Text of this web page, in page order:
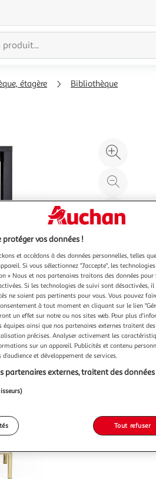
étagère Bibliothèque
à
100
le
protéger vos données !
et accédons à des données personnelles, telles
Si vous sélectionnez "J'accepte", les
« Nous et nos partenaires traitons des données pour
Si les technologies de suivi sont désactivées,
ne soient pas pertinents pour vous. Vous pouvez
à tout moment en cliquant sur le lien
un effet sur notre ou nos sites web. Pour plus
ainsi que nos partenaires externes traitent
précises. Analyser activement les
sur un appareil. Publicités et contenu
et développement de services.
partenaires externes, traitent des
Tout refuser